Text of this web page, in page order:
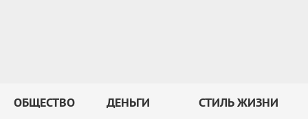
ОБЩЕСТВО ДЕНЬГИ СТИЛЬ ЖИЗНИ